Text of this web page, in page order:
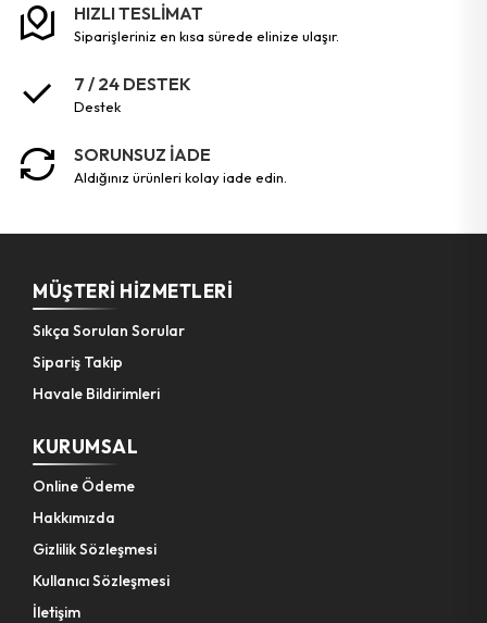
Bahçe El Aletleri
HIZLI TESLİMAT
siparişleriniz en kısa sürede elinize ulaşır.
7 / 24 DESTEK
destek
SORUNSUZ İADE
aldığınız ürünleri kolay iade edin.
MÜŞTERI HIZMETLERI
Sıkça Sorulan Sorular
Sipariş Takip
Havale Bildirimleri
KURUMSAL
Online Ödeme
Hakkımızda
Gizlilik Sözleşmesi
Kullanıcı Sözleşmesi
İletişim